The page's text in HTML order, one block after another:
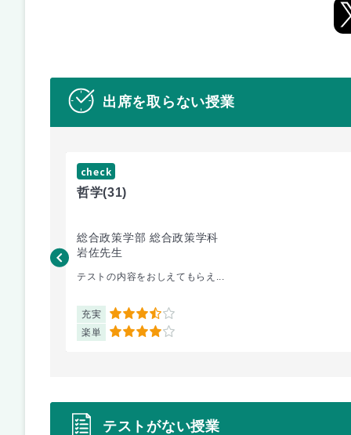
出席を取らない授業
check
哲学(31)
総合政策学部 総合政策学科
岩佐先生
テストの内容をおしえてもらえ...
充実 3.5
楽単 4
テストがない授業